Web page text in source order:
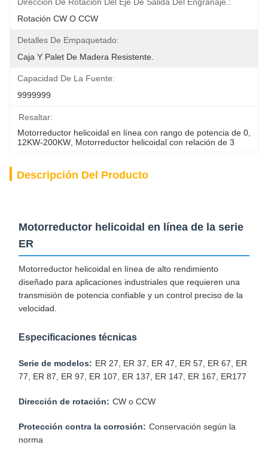
Rotación CW O CCW
Detalles De Empaquetado:
Caja Y Palet De Madera Resistente.
Capacidad De La Fuente:
9999999
Resaltar:
Motorreductor helicoidal en línea con rango de potencia de 0
12KW-200KW Motorreductor helicoidal con relación de 3
Descripción Del Producto
Motorreductor helicoidal en línea de la serie
ER
Motorreductor helicoidal en línea de alto rendimiento
diseñado para aplicaciones industriales que requieren una
transmisión de potencia confiable y un control preciso de la
velocidad.
Especificaciones técnicas
Serie de modelos: ER 27, ER 37, ER 47, ER 57, ER 67, ER
77, ER 87, ER 97, ER 107, ER 137, ER 147, ER 167, ER177
Dirección de rotación: CW o CCW
Protección contra la corrosión: Conservación según la
norma